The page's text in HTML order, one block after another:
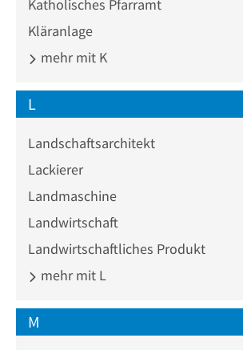
Katholisches Pfarramt
Kläranlage
mehr mit K
L
Landschaftsarchitekt
Lackierer
Landmaschine
Landwirtschaft
Landwirtschaftliches Produkt
mehr mit L
M